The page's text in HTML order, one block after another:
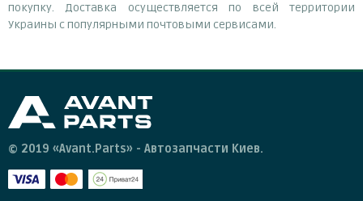
покупку. Доставка осуществляется по всей территории
Украины с популярными почтовыми сервисами.
© 2019 «Avant.Parts» - Автозапчасти Киев.